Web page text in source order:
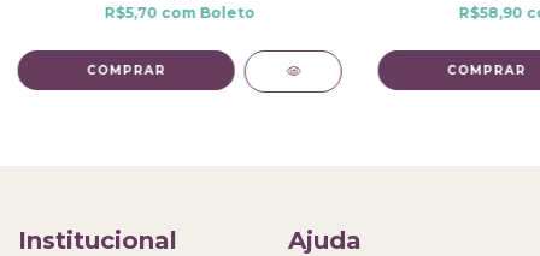
R$5,70 com Boleto R$58,90
Institucional Ajuda